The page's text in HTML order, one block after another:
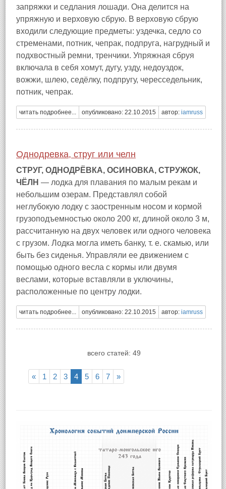
запряжки и седлания лошади. Она делится на
упряжную и верховую сбрую. В верховую сбрую
входили следующие предметы: уздечка, седло со
стременами, потник, чепрак, подпруга, нагрудный и
подхвостный ремни, тренчики. Упряжная сбруя
включала в себя хомут, дугу, узду, недоуздок,
вожжи, шлею, седёлку, подпругу, чересседельник,
потник, чепрак.
читать подробнее... опубликовано: 22.10.2015 автор: iamruss
Однодревка, струг или челн
СТРУГ, ОДНОДРЁВКА, ОСИНОВКА, СТРУЖОК,
ЧЁЛН — лодка для плавания по малым рекам и
небольшим озерам. Представлял собой
неглубокую лодку с заостренным носом и кормой
грузоподъемностью около 200 кг, длиной около 3 м,
рассчитанную на двух человек или одного человека
с грузом. Лодка могла иметь банку, т. е. скамью, или
быть без сиденья. Управляли ее движением с
помощью одного весла с кормы или двумя
веслами, которые вставляли в уключины,
расположенные по центру лодки.
читать подробнее... опубликовано: 22.10.2015 автор: iamruss
всего статей: 49
« 1 2 3 4 5 6 7 »